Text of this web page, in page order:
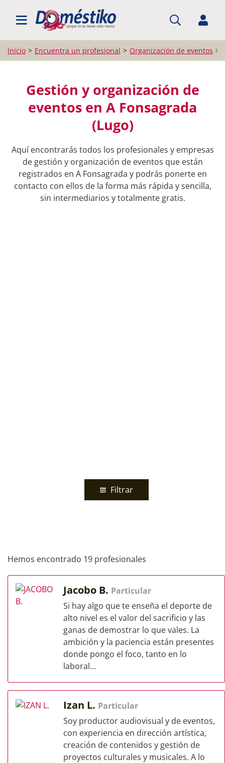
BUSCAR PROFESIONALES
Inicio Encuentra un profesional Organización de eventos
Gestión y organización de
eventos en A Fonsagrada
(Lugo)
Aquí encontrarás todos los profesionales y empresas
de gestión y organización de eventos que están
registrados en A Fonsagrada y podrás ponerte en
contacto con ellos de la forma más rápida y sencilla,
sin intermediarios y totalmente gratis.
Filtrar
Hemos encontrado 19 profesionales
Jacobo B. Particular
Si hay algo que te enseña el deporte de
alto nivel es el valor del sacrificio y las
ganas de demostrar lo que vales. La
ambición y la paciencia están presentes
donde pongo el foco, tanto en lo
laboral...
Izan L. Particular
Soy productor audiovisual y de eventos,
con experiencia en dirección artística,
creación de contenidos y gestión de
proyectos culturales y musicales. A lo